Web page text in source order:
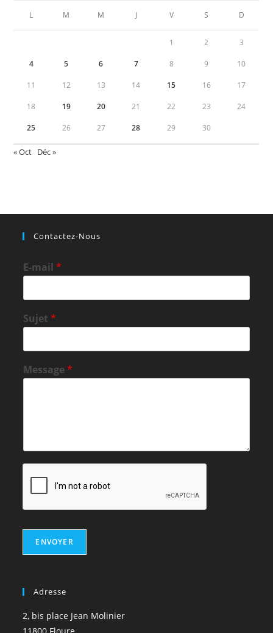
L M M J V S D
1 2 3
4 5 6 7 8 9 10
11 12 13 14 15 16 17
18 19 20 21 22 23 24
25 26 27 28 29 30
« Oct Déc »
Contactez-Nous
E-mail*
Sujet*
Message*
ENVOYER
Adresse
2, bis place Jean Molinier
11800 Floure